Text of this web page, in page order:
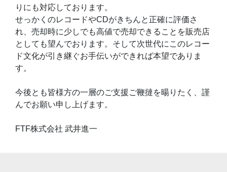
りにも対応しております。
せっかくのレコードやCDがきちんと正確に評価さ
れ、売却時に少しでも高値で売却できることを販売店
としても望んでおります。そして次世代にこのレコー
ド文化が引き継ぐお手伝いができれば本望でありま
す。
今後とも皆様方の一層のご支援ご鞭撻を暘りたく、謹
んでお願い申し上げます。
FTF株式会社 武井進一